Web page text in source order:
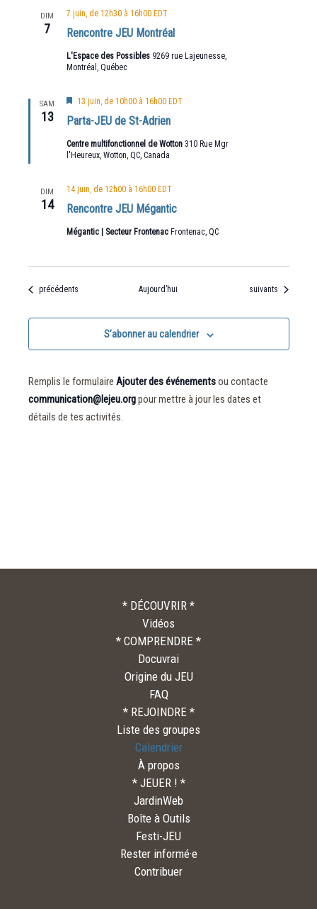
DIM
7 Rencontre JEU Montréal
7 juin, de 12h30à 16h00 EDT
L'Espace des Possibles 9269 rue Lajeunesse,
Montréal, Québec
SAM
13 Parta-JEU de St-Adrien
Mis
avant
13 juin, de 10h00à 16h00 EDT
Centre multifonctionnel de Wotton 310 Rue Mgr
l'Heureux, Wotton, QC, Canada
DIM
14 Rencontre JEU Mégantic
14 juin, de 12h00à 16h00 EDT
Mégantic | Secteur Frontenac Frontenac, QC
Évènements
précédents Aujourd’hui Évènements
suivants
S’abonner au calendrier
Remplis le formulaire Ajouter des événementsou contacte
communication@lejeu.orgpour mettre à jour les dates et
détails de tes activités.
* DÉCOUVRIR *
Vidéos
* COMPRENDRE *
Docuvrai
Origine du JEU
FAQ
* REJOINDRE *
Liste des groupes
Calendrier
À propos
* JEUER ! *
JardinWeb
Boîte à Outils
Festi-JEU
Rester informé·e
Contribuer